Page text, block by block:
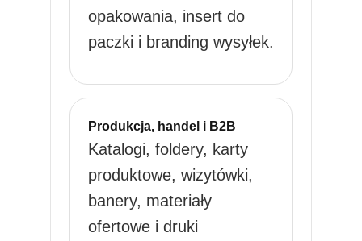
opakowania, insert do
paczki i branding wysyłek.
Produkcja, handel i B2B
Katalogi, foldery, karty
produktowe, wizytówki,
banery, materiały
ofertowe i druki